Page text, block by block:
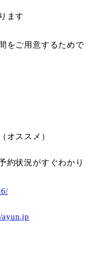
ます
をご用意するためで
オススメ）
約状況がすぐわかり
ayun.jp